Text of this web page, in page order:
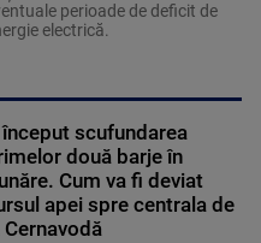
perioade de deficit de
electrică.
scufundarea
două barje în
Cum va fi deviat
apei spre centrala de
Cernavodă